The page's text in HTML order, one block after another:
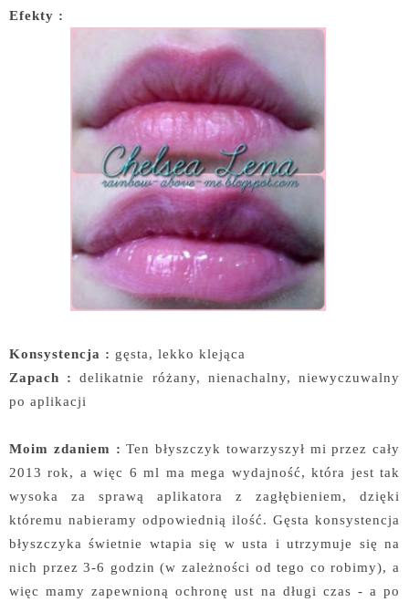
Efekty :
Konsystencja : gęsta, lekko klejąca
Zapach :delikatnie różany, nienachalny, niewyczuwalny
po aplikacji
Moim zdaniem :Ten błyszczyk towarzyszył mi przez cały
2013 rok, a więc 6 ml ma mega wydajność, która jest tak
wysoka za sprawą aplikatora z zagłębieniem, dzięki
któremu nabieramy odpowiednią ilość. Gęsta konsystencja
błyszczyka świetnie wtapia się w usta i utrzymuje się na
nich przez 3-6 godzin (w zależności od tego co robimy), a
więc mamy zapewnioną ochronę ust na długi czas - a po